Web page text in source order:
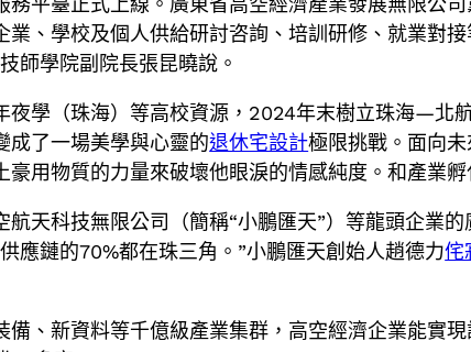
、學校及個人供給研討咨詢、培訓研修、就業對
師學院副院長張昆曉說。
學（珠海）等高校資源，2024年末樹立珠海—北
成了一場美學與心靈的退休宅設計極限挑戰。面向
用物質的力量來破壞他眼淚的情感純度。和產業孵
天科技無限公司（簡稱“小鵬匯天”）等龍頭企業
應鏈的70%都在珠三角。”小鵬匯天創始人趙德力侘
、新資料等千億級產業集群，高空經濟企業能實